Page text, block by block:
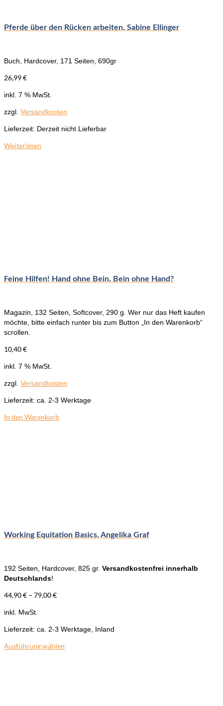
Pferde über den Rücken arbeiten, Sabine Ellinger
Buch, Hardcover, 171 Seiten, 690gr
26,99€
inkl. 7 % MwSt.
zzgl. Versandkosten
Lieferzeit: Derzeit nicht Lieferbar
Weiterlesen
Feine Hilfen! Hand ohne Bein, Bein ohne Hand?
Magazin, 132 Seiten, Softcover, 290 g. Wer nur das Heft kaufen
möchte, bitte einfach runter bis zum Button „In den Warenkorb“
scrollen.
10,40€
inkl. 7 % MwSt.
zzgl. Versandkosten
Lieferzeit: ca. 2-3 Werktage
In den Warenkorb
Working Equitation Basics, Angelika Graf
192 Seiten, Hardcover, 825 gr. Versandkostenfrei innerhalb
Deutschlands!
44,90€ – 79,00€
inkl. MwSt.
Lieferzeit: ca. 2-3 Werktage, Inland
Ausführung wählen